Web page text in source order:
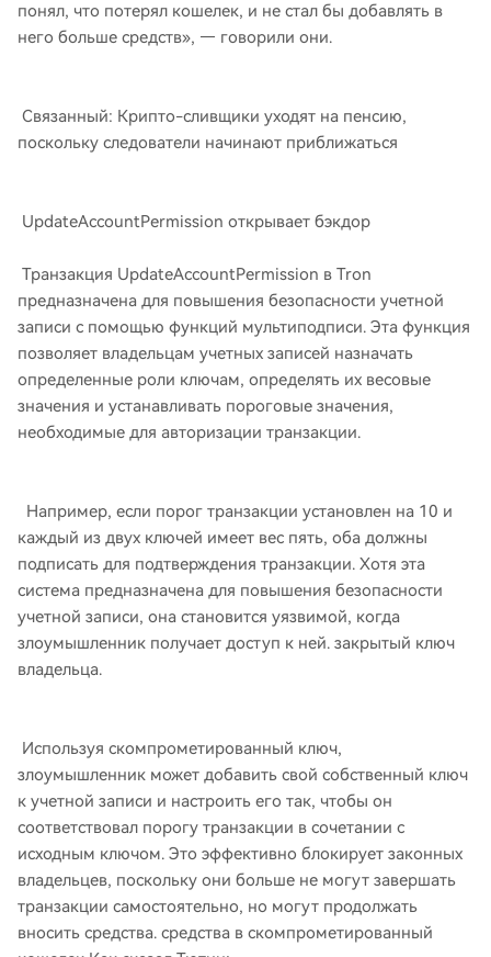
понял, что потерял кошелек, и не стал бы добавлять в
него больше средств», — говорили они.
Связанный: Крипто-сливщики уходят на пенсию,
поскольку следователи начинают приближаться
UpdateAccountPermission открывает бэкдор
Транзакция UpdateAccountPermission в Tron
предназначена для повышения безопасности учетной
записи с помощью функций мультиподписи. Эта функция
позволяет владельцам учетных записей назначать
определенные роли ключам, определять их весовые
значения и устанавливать пороговые значения,
необходимые для авторизации транзакции.
Например, если порог транзакции установлен на 10 и
каждый из двух ключей имеет вес пять, оба должны
подписать для подтверждения транзакции. Хотя эта
система предназначена для повышения безопасности
учетной записи, она становится уязвимой, когда
злоумышленник получает доступ к ней. закрытый ключ
владельца.
Используя скомпрометированный ключ,
злоумышленник может добавить свой собственный ключ
к учетной записи и настроить его так, чтобы он
соответствовал порогу транзакции в сочетании с
исходным ключом. Это эффективно блокирует законных
владельцев, поскольку они больше не могут завершать
транзакции самостоятельно, но могут продолжать
вносить средства. средства в скомпрометированный